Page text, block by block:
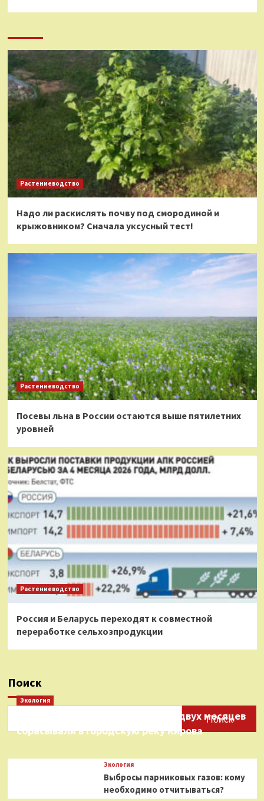
Растениеводство
Надо ли раскислять почву под смородиной и
крыжовником? Сначала уксусный тест!
Растениеводство
Посевы льна в России остаются выше пятилетних
уровней
Растениеводство
Россия и Беларусь переходят к совместной
переработке сельхозпродукции
Поиск
Поиск
Экология
Нефтепродукты на протяжении двух месяцев
сбрасывали в городскую реку Кирова
Экология
Выбросы парниковых газов: кому
необходимо отчитываться?